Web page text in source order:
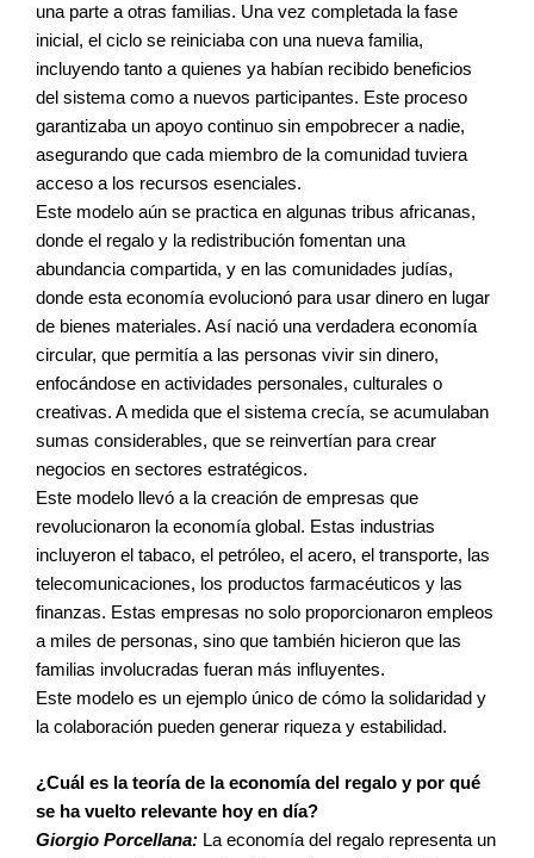
una parte a otras familias. Una vez completada la fase
inicial, el ciclo se reiniciaba con una nueva familia,
incluyendo tanto a quienes ya habían recibido beneficios
del sistema como a nuevos participantes. Este proceso
garantizaba un apoyo continuo sin empobrecer a nadie,
asegurando que cada miembro de la comunidad tuviera
acceso a los recursos esenciales.
Este modelo aún se practica en algunas tribus africanas,
donde el regalo y la redistribución fomentan una
abundancia compartida, y en las comunidades judías,
donde esta economía evolucionó para usar dinero en lugar
de bienes materiales. Así nació una verdadera economía
circular, que permitía a las personas vivir sin dinero,
enfocándose en actividades personales, culturales o
creativas. A medida que el sistema crecía, se acumulaban
sumas considerables, que se reinvertían para crear
negocios en sectores estratégicos.
Este modelo llevó a la creación de empresas que
revolucionaron la economía global. Estas industrias
incluyeron el tabaco, el petróleo, el acero, el transporte, las
telecomunicaciones, los productos farmacéuticos y las
finanzas. Estas empresas no solo proporcionaron empleos
a miles de personas, sino que también hicieron que las
familias involucradas fueran más influyentes.
Este modelo es un ejemplo único de cómo la solidaridad y
la colaboración pueden generar riqueza y estabilidad.
¿Cuál es la teoría de la economía del regalo y por qué
se ha vuelto relevante hoy en día?
Giorgio Porcellana: La economía del regalo representa un